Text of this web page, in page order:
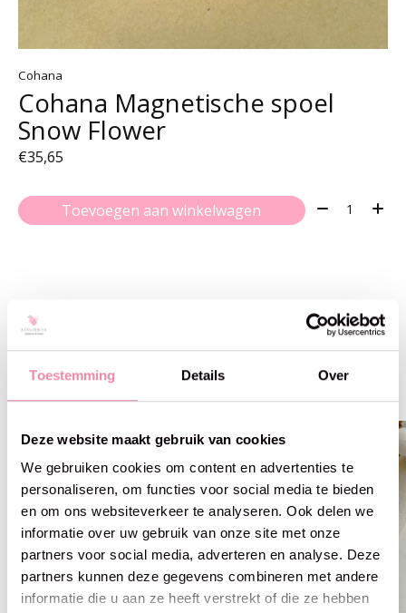
Toestemming Details Over
Deze website maakt gebruik van cookies
We gebruiken cookies om content en advertenties te
personaliseren, om functies voor social media te bieden
en om ons websiteverkeer te analyseren. Ook delen we
informatie over uw gebruik van onze site met onze
partners voor social media, adverteren en analyse. Deze
partners kunnen deze gegevens combineren met andere
informatie die u aan ze heeft verstrekt of die ze hebben
Cohana
Cohana Magnetische spoel
Snow Flower
€35,65
Toevoegen aan winkelwagen Aantal:
Gerelateerde producten